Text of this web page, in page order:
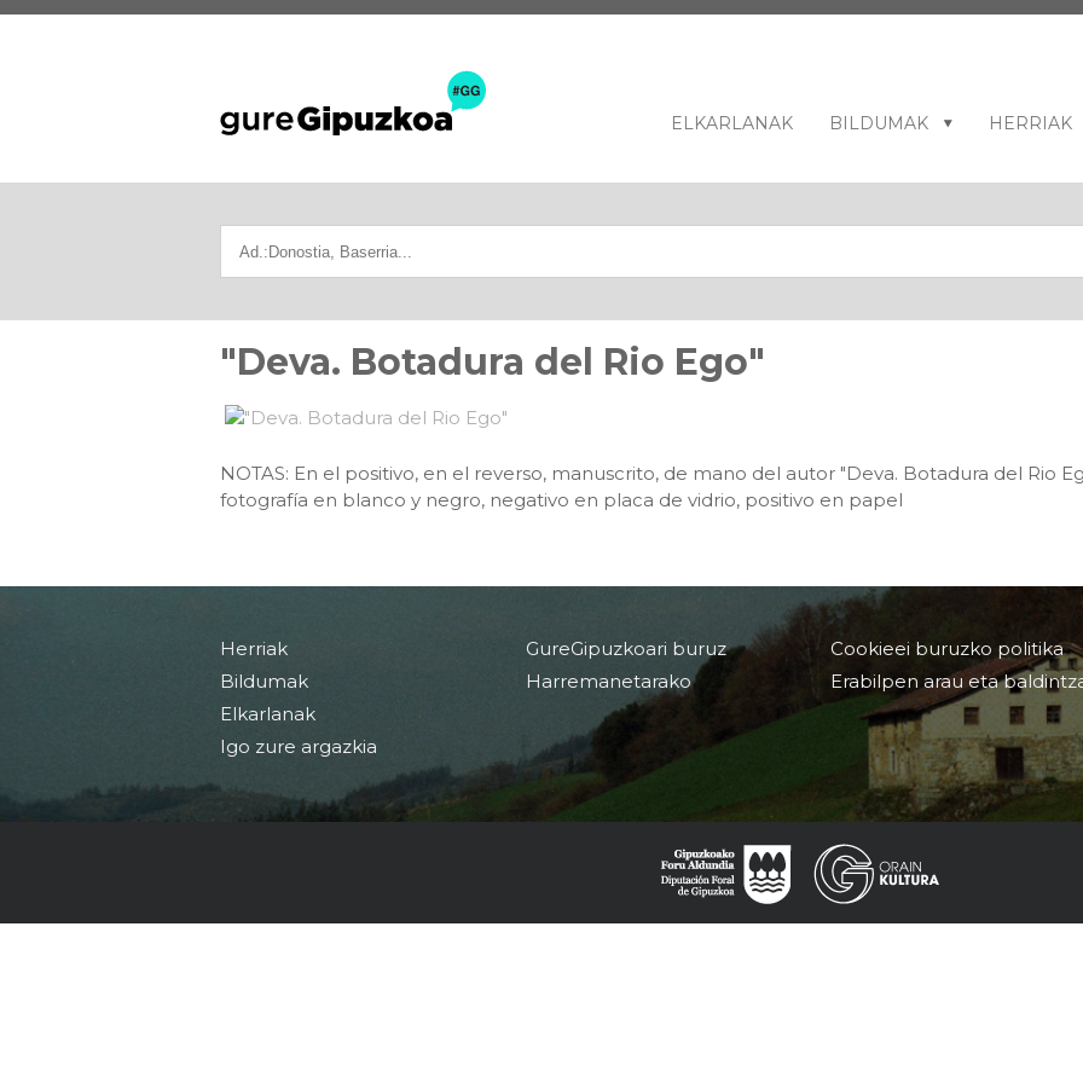
ELKARLANAK BILDUMAK HERRIAK
"Deva. Botadura del Rio Ego"
NOTAS: En el positivo, en el reverso, manuscrito, de mano del autor "Deva. Botadura del Rio
fotografía en blanco y negro, negativo en placa de vidrio, positivo en papel
Herriak
Bildumak
Elkarlanak
Igo zure argazkia
GureGipuzkoari buruz
Harremanetarako
Cookieei buruzko politika
Erabilpen arau eta